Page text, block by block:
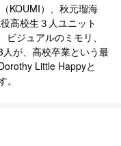
KOUMI）、秋元瑠海
高校生３人ユニット
ジュアルのミモリ、
が、高校卒業という最
Little Happyと